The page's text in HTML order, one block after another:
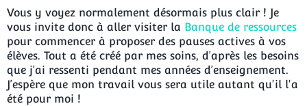
Vous y voyez normalement désormais plus clair ! Je
vous invite donc à aller visiter la Banque de ressources
pour commencer à proposer des pauses actives à vos
élèves. Tout a été créé par mes soins, d’après les besoins
que j’ai ressenti pendant mes années d’enseignement.
J’espère que mon travail vous sera utile autant qu'il l'a
été pour moi !